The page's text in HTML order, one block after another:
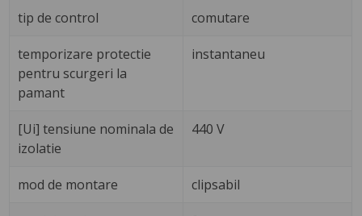
tip de control comutare
temporizare protectie
pentru scurgeri la
pamant
instantaneu
[Ui] tensiune nominala de
izolatie
440 V
mod de montare clipsabil